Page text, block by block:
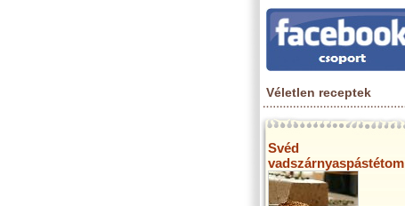
Véletlen receptek
Svéd
vadszárnyaspástétom